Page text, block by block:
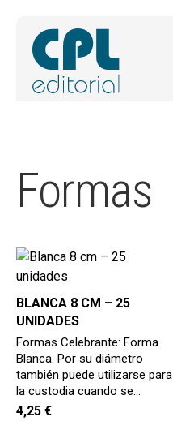
REVISTAS
ACTUALIDAD
BLOG
CONTACTO
MI CUENTA
BUSCAR
Formas
BLANCA 8 CM – 25
UNIDADES
Formas Celebrante: Forma
Blanca. Por su diámetro
también puede utilizarse para
la custodia cuando se…
4,25 €